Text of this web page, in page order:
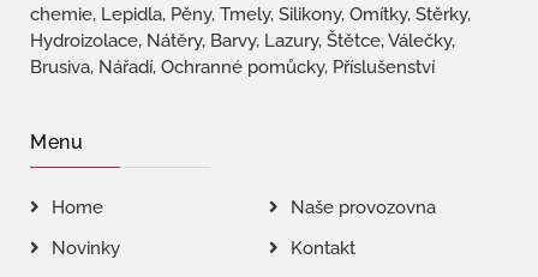
chemie, Lepidla, Pěny, Tmely, Silikony, Omítky, Stěrky,
Hydroizolace, Nátěry, Barvy, Lazury, Štětce, Válečky,
Brusiva, Nářadí, Ochranné pomůcky, Příslušenství
Menu
Home
Naše provozovna
Novinky
Kontakt